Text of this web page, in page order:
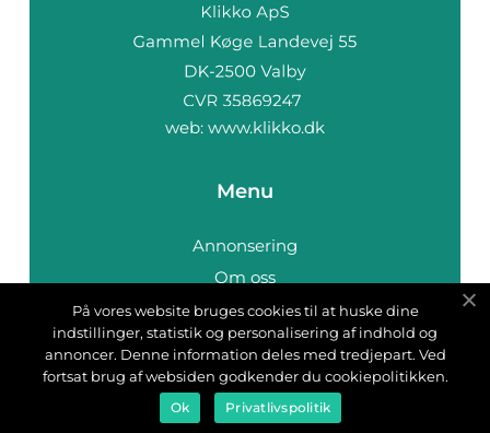
web: www.klikko.dk
Menu
Annonsering
Om oss
Cookies
Kontakta oss
Sitemap
På vores website bruges cookies til at huske dine
indstillinger, statistik og personalisering af indhold og
annoncer. Denne information deles med tredjepart. Ved
fortsat brug af websiden godkender du cookiepolitikken.
Ok Privatlivspolitik